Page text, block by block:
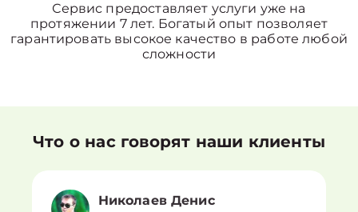
Сервис предоставляет услуги уже на
протяжении 7 лет. Богатый опыт позволяет
гарантировать высокое качество в работе любой
сложности
Что о нас говорят наши клиенты
Николаев Денис